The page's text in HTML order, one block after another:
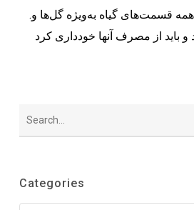
.زیبای طبیعی ایجاد کند. همه قسمت‌های گیاه به‌ویژه گل‌ها و
باید از مصرف آنها خودداری کرد
Categories